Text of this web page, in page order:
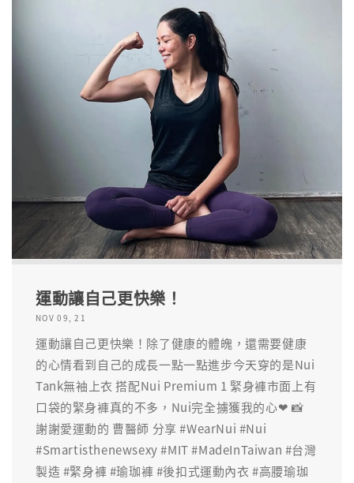
運動讓自己更快樂！
NOV 09, 21
運動讓自己更快樂！除了健康的體魄，還需要健康
的心情看到自己的成長一點一點進步今天穿的是Nui
Tank無袖上衣 搭配Nui Premium 1 緊身褲市面上有
口袋的緊身褲真的不多，Nui完全擄獲我的心❤ 📸
謝謝愛運動的 曹醫師 分享 #WearNui #Nui
#Smartisthenewsexy #MIT #MadeInTaiwan #台灣
製造 #緊身褲 #瑜珈褲 #後扣式運動內衣 #高腰瑜珈